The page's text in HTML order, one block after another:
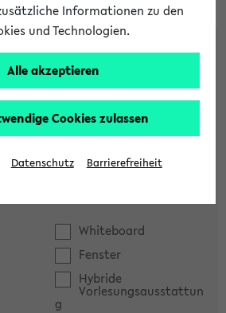
Eigenschaften:
Whiteboard
Fenster
Hybride
Vorlesungsausstattun
g
Informationen zu den
und Technologien.
Alle akzeptieren
Cookies zulassen
Datenschutz Barrierefreiheit